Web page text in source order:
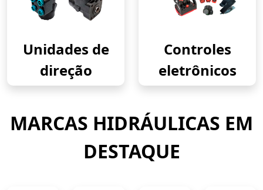
Unidades de
direção
Controles
eletrônicos
MARCAS HIDRÁULICAS EM
DESTAQUE